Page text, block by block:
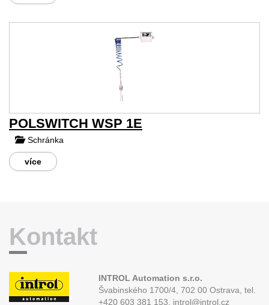
POLSWITCH WSP 1E
Schránka
více
Kontakt
INTROL Automation s.r.o.
Švabinského 1700/4, 702 00 Ostrava,tel.
+420 603 381 153, introl@introl.cz